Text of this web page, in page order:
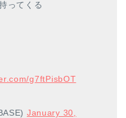
ってくる
g7ftPisbOT
January 30,